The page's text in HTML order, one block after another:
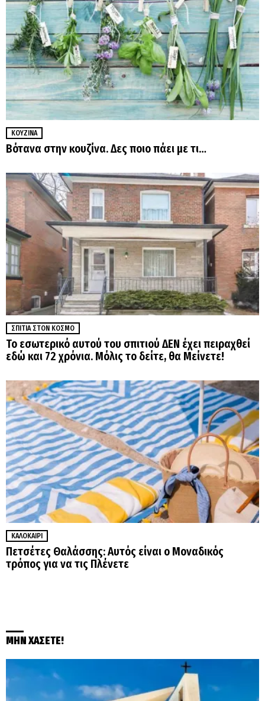
ΚΟΥΖΊΝΑ
Βότανα στην κουζίνα. Δες ποιο πάει με τι…
ΣΠΊΤΙΑ ΣΤΟΝ ΚΌΣΜΟ
Το εσωτερικό αυτού του σπιτιού ΔΕΝ έχει πειραχθεί
εδώ και 72 χρόνια. Μόλις το δείτε, θα Μείνετε!
ΚΑΛΟΚΑΊΡΙ
Πετσέτες Θαλάσσης: Αυτός είναι ο Μοναδικός
τρόπος για να τις Πλένετε
ΜΗΝ ΧΑΣΕΤΕ!